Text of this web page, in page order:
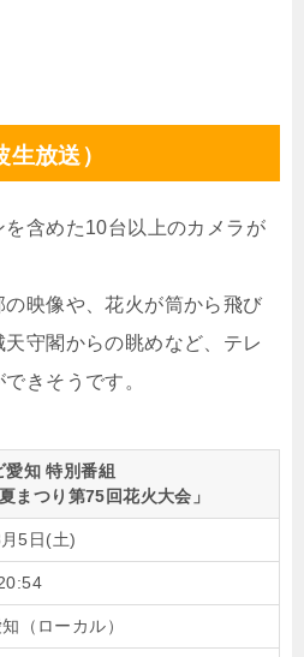
放送）
含めた10台以上のカメラが
の映像や、花火が筒から飛び
守閣からの眺めなど、テレ
きそうです。
愛知 特別番組
まつり第75回花火大会」
5日(土)
（ローカル）